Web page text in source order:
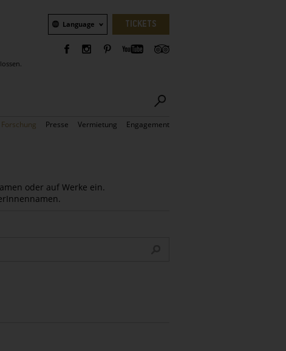
Sprachauswahl
Language TICKETS
Forschung Presse Vermietung Engagement
oder auf Werke ein.